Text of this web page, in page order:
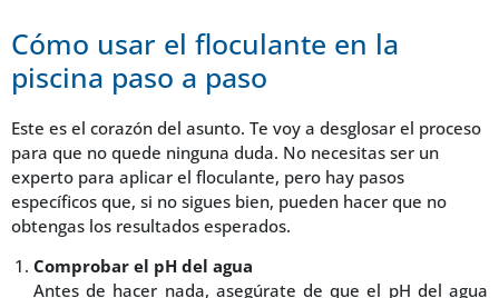
Cómo usar el floculante en la
piscina paso a paso
Este es el corazón del asunto. Te voy a desglosar el proceso
para que no quede ninguna duda. No necesitas ser un
experto para aplicar el floculante, pero hay pasos
específicos que, si no sigues bien, pueden hacer que no
obtengas los resultados esperados.
Comprobar el pH del agua
Antes de hacer nada, asegúrate de que el pH del agua